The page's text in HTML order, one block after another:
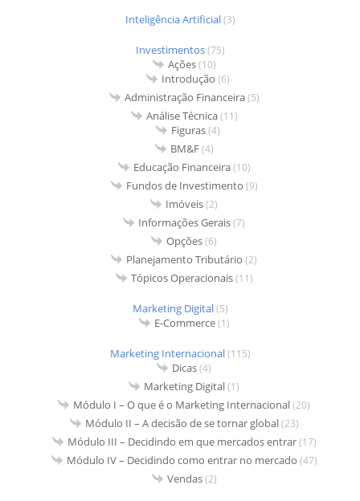
Inteligência Artificial(3)
Investimentos(75)
Ações(10)
Introdução (6)
Administração Financeira(5)
Análise Técnica(11)
Figuras(4)
BM&F(4)
Educação Financeira(10)
Fundos de Investimento (9)
Imóveis(2)
Informações Gerais(7)
Opções(6)
Planejamento Tributário (2)
Tópicos Operacionais(11)
Marketing Digital(5)
E-Commerce(1)
Marketing Internacional(115)
Dicas(4)
Marketing Digital(1)
Módulo I – O que é o Marketing Internacional(20)
Módulo II – A decisão de se tornar global(23)
Módulo III – Decidindo em que mercados entrar(17)
Módulo IV – Decidindo como entrar no mercado (47)
Vendas(2)